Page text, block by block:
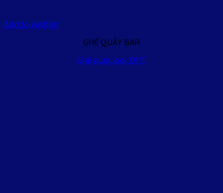
Add to Wishlist
GHẾ QUẦY BAR
Ghế quầy bar D11T